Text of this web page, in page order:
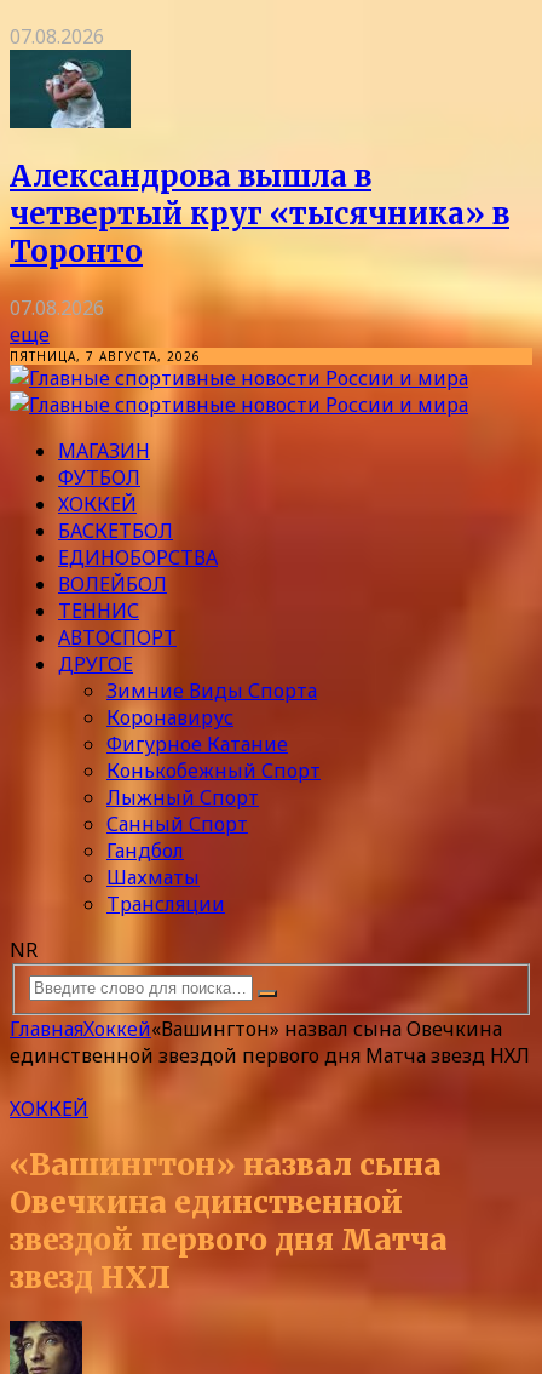
07.08.2026
Александрова вышла в
четвертый круг «тысячника» в
Торонто
07.08.2026
еще
ПЯТНИЦА, 7 АВГУСТА, 2026
МАГАЗИН
ФУТБОЛ
ХОККЕЙ
БАСКЕТБОЛ
ЕДИНОБОРСТВА
ВОЛЕЙБОЛ
ТЕННИС
АВТОСПОРТ
ДРУГОЕ
Зимние Виды Спорта
Коронавирус
Фигурное Катание
Конькобежный Спорт
Лыжный Спорт
Санный Спорт
Гандбол
Шахматы
Трансляции
NR
ГлавнаяХоккей«Вашингтон» назвал сына Овечкина
единственной звездой первого дня Матча звезд НХЛ
ХОККЕЙ
«Вашингтон» назвал сына
Овечкина единственной
звездой первого дня Матча
звезд НХЛ